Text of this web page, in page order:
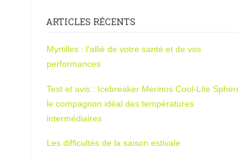
ARTICLES RÉCENTS
Myrtilles : l’allié de votre santé et de vos
performances
Test et avis : Icebreaker Merinos Cool-Lite
le compagnon idéal des températures
intermédiaires
Les difficultés de la saison estivale